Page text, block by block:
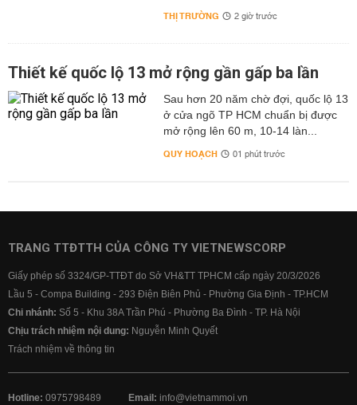
THỊ TRƯỜNG 2 giờ trước
Thiết kế quốc lộ 13 mở rộng gần gấp ba lần
Sau hơn 20 năm chờ đợi, quốc lộ 13
ở cửa ngõ TP HCM chuẩn bị được
mở rộng lên 60 m, 10-14 làn...
QUY HOẠCH 01 phút trước
TRANG TTĐTTH CỦA CÔNG TY VIETNEWSCORP
Giấy phép số 3324/GP-TTĐT do Sở VH&TT TPHCM cấp ngày 20/3/2026
Lầu 5 - Compa Building - 293 Điện Biên Phủ - Phường Gia Định - TP.HCM
Chi nhánh: Số 5 - Khu 38A Trần Phú - Phường Ba Đình - TP. Hà Nội
Chịu trách nhiệm nội dung: Nguyễn Minh Quyết
Trách nhiệm về thông tin
Hotline: 0975798489 Email: info@vietnammoi.vn